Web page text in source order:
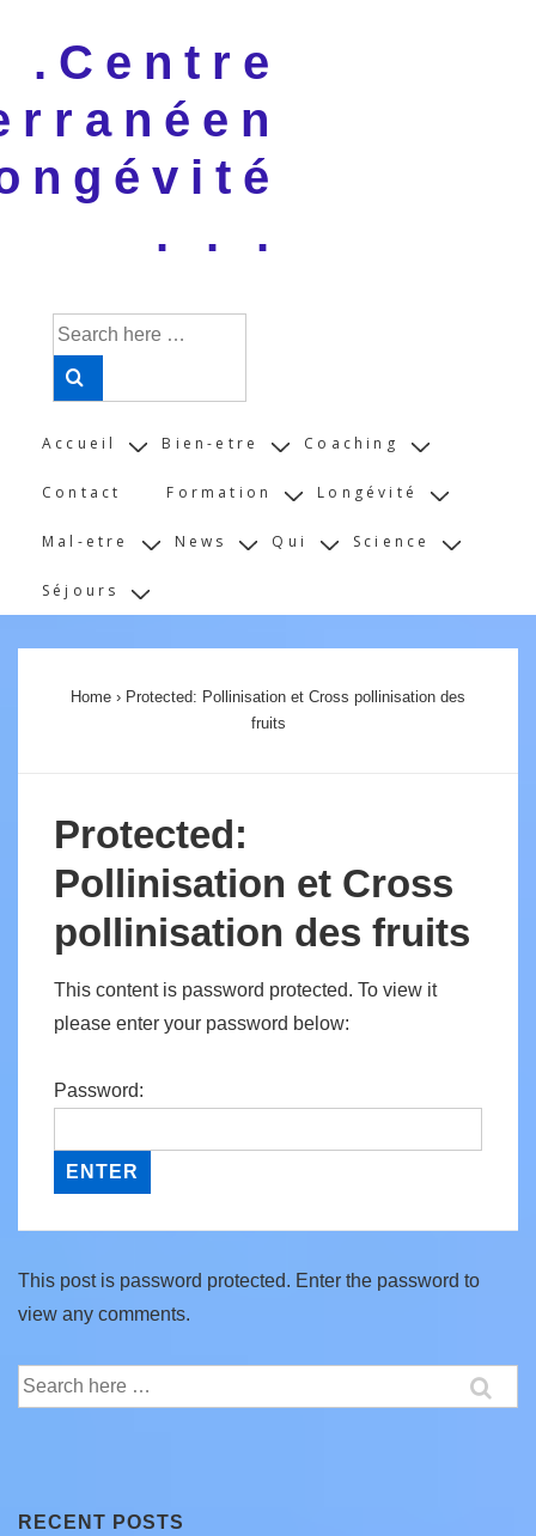
Main
.Centre
. . .
Search
for:
Main
Accueil Bien-etre Coaching
Contact Formation Longévité
Mal-etre News Qui Science
Séjours
Home › Protected: Pollinisation et Cross pollinisation des
fruits
Protected:
Pollinisation et Cross
pollinisation des fruits
This content is password protected. To view it
please enter your password below:
Password:
This post is password protected. Enter the password to
view any comments.
Search
for:
RECENT POSTS